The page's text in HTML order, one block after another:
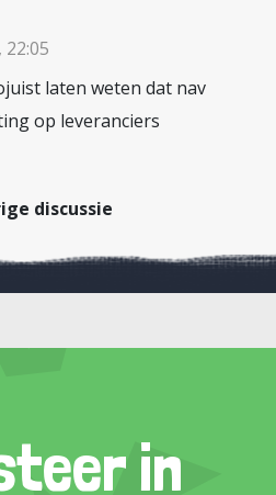
laten weten dat nav
op leveranciers
discussie
in